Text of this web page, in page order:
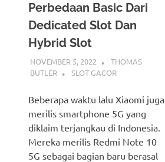
Perbedaan Basic Dari
Dedicated Slot Dan
Hybrid Slot
NOVEMBER 5, 2022
THOMAS
BUTLER
SLOT GACOR
Beberapa waktu lalu Xiaomi juga
merilis smartphone 5G yang
diklaim terjangkau di Indonesia.
Mereka merilis Redmi Note 10
5G sebagai bagian baru berasal